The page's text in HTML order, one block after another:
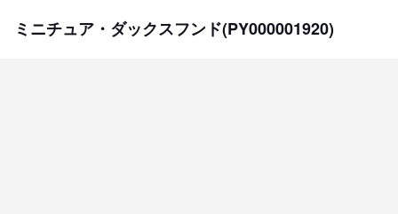
ミニチュア・ダックスフンド(PY000001920)